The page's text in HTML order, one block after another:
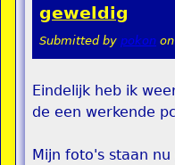
geweldig
Submitted by pokon on
Eindelijk heb ik
de een werkende
Mijn foto's staan nu